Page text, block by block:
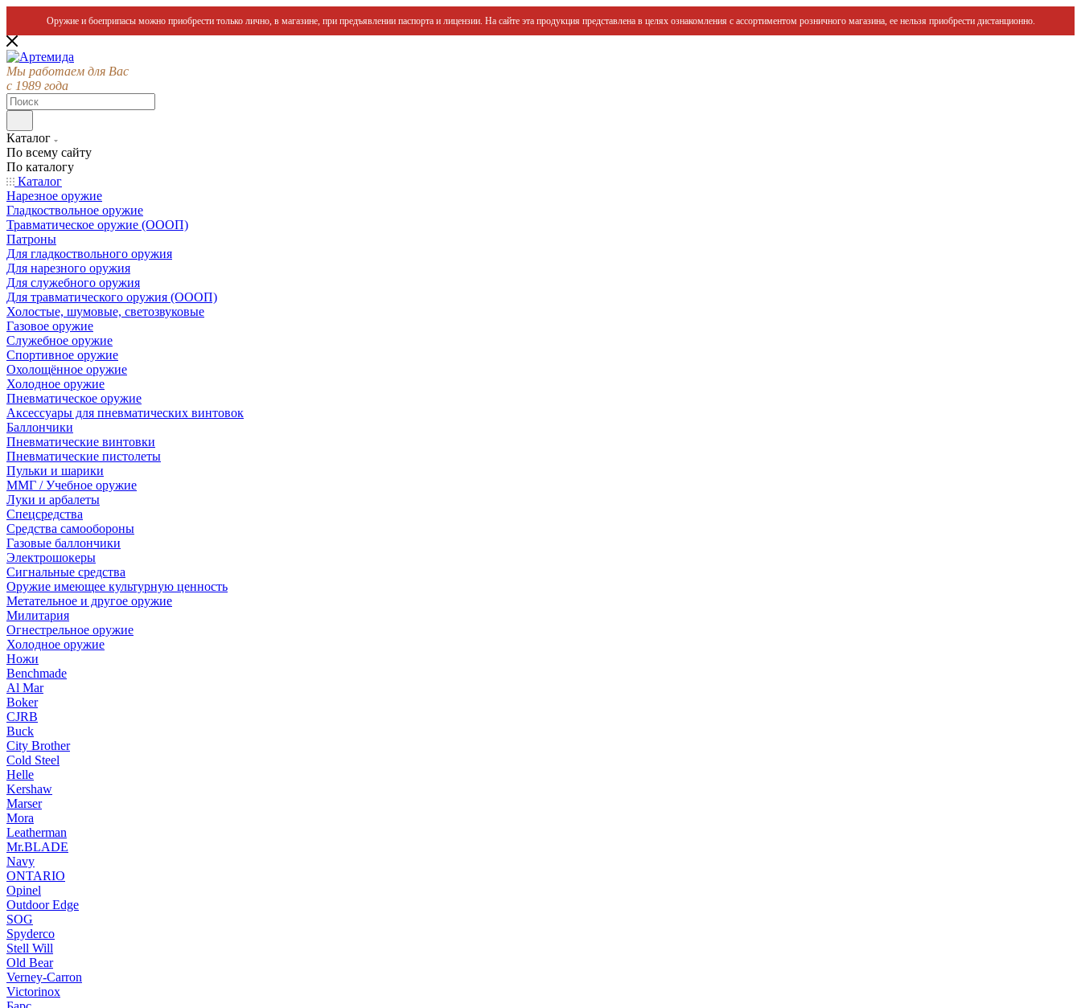
Оружие и боеприпасы можно приобрести только лично, в магазине, при предъявлении паспорта и лицензии. На сайте эта продукция представлена в целях ознакомления с ассортиментом розничного магазина, ее нельзя приобрести дистанционно.
Мы работаем для Вас
с 1989 года
Каталог
По всему сайту
По каталогу
Каталог
Нарезное оружие
Гладкоствольное оружие
Травматическое оружие (ОООП)
Патроны
Для гладкоствольного оружия
Для нарезного оружия
Для служебного оружия
Для травматического оружия (ОООП)
Холостые, шумовые, светозвуковые
Газовое оружие
Служебное оружие
Спортивное оружие
Охолощённое оружие
Холодное оружие
Пневматическое оружие
Аксессуары для пневматических винтовок
Баллончики
Пневматические винтовки
Пневматические пистолеты
Пульки и шарики
ММГ / Учебное оружие
Луки и арбалеты
Спецсредства
Средства самообороны
Газовые баллончики
Электрошокеры
Сигнальные средства
Оружие имеющее культурную ценность
Метательное и другое оружие
Милитария
Огнестрельное оружие
Холодное оружие
Ножи
Benchmade
Al Mar
Boker
CJRB
Buck
City Brother
Cold Steel
Helle
Kershaw
Marser
Mora
Leatherman
Mr.BLADE
Navy
ONTARIO
Opinel
Outdoor Edge
SOG
Spyderco
Stell Will
Old Bear
Verney-Carron
Victorinox